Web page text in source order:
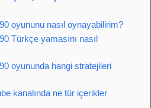
oyununu nasıl oynayabilirim?
Türkçe yamasını nasıl
oyununda hangi stratejileri
kanalında ne tür içerikler